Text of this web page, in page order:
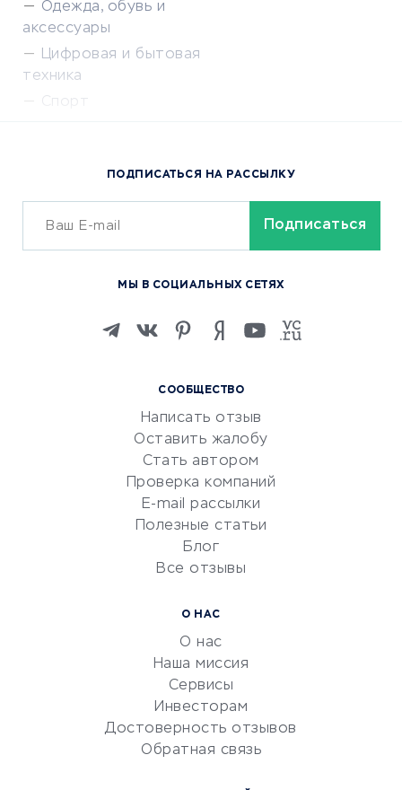
Одежда, обувь и
аксессуары
Цифровая и бытовая
техника
Спорт
Сервисы доставки
ОБУЧЕНИЕ И РАБОТА
Изучение иностранных
Маркетинг и продажи
Репетиторство
Красота и здоровье
Сервисы по поиску работы
Сетевой маркетинг
УСЛУГИ ДЛЯ БИЗНЕСА
документооборот
Юридические компании
СООБЩЕСТВО
Написать отзыв
Оставить жалобу
Стать автором
Проверка компаний
E-mail рассылки
Полезные статьи
Блог
Все отзывы
О НАС
О нас
Наша миссия
Сервисы
Инвесторам
Достоверность отзывов
Обратная связь
ПОДПИСАТЬСЯ НА РАССЫЛКУ
МЫ В СОЦИАЛЬНЫХ СЕТЯХ